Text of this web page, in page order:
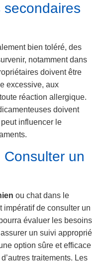
secondaires
bien toléré, des
notamment dans
doivent être
excessive, aux
réaction allergique.
doivent
influencer le
Consulter un
ou chat dans le
impératif de consulter un
évaluer les besoins
un suivi approprié
option sûre et efficace
traitements. Les